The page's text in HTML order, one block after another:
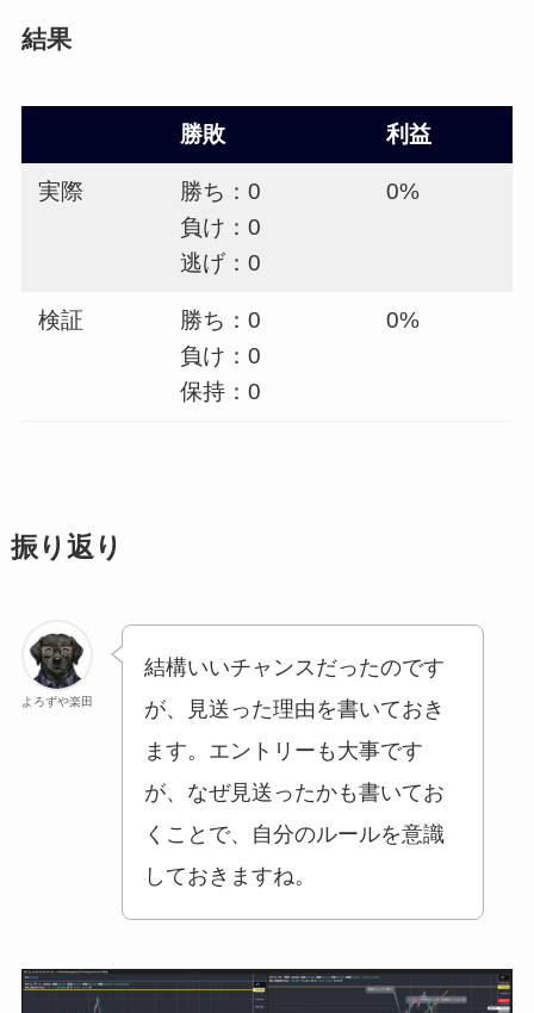
結果
勝敗 利益
実際
勝ち：0
負け：0
逃げ：0
0%
検証
勝ち：0
負け：0
保持：0
0%
振り返り
よろずや楽田
結構いいチャンスだったのです
が、見送った理由を書いておき
ます。エントリーも大事です
が、なぜ見送ったかも書いてお
くことで、自分のルールを意識
しておきますね。